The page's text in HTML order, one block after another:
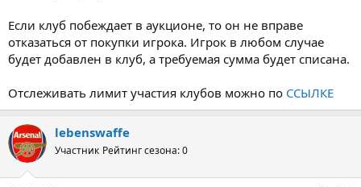
Если клуб побеждает в аукционе, то он не вправе
отказаться от покупки игрока. Игрок в любом случае
будет добавлен в клуб, а требуемая сумма будет списана.
Отслеживать лимит участия клубов можно по ССЫЛКЕ
lebenswaffe
Участник Рейтинг сезона: 0